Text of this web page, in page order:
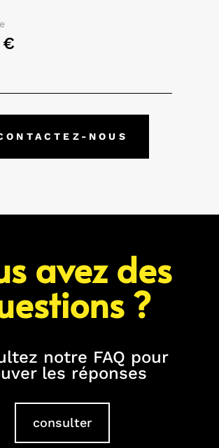
€
NOUS
avez des
?
notre FAQ pour
les réponses
consulter